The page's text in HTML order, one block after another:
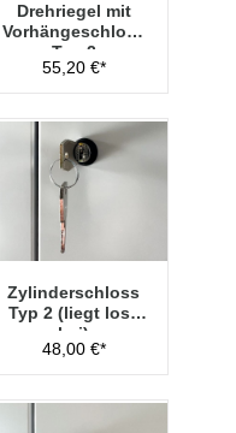
Drehriegel mit
Vorhängeschloss
Typ 2
55,20 €*
Zylinderschloss
Typ 2 (liegt lose
bei)
48,00 €*